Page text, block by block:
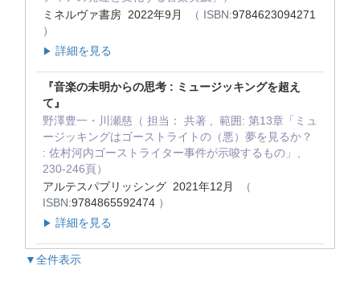
ミネルヴァ書房 2022年9月
（ ISBN:9784623094271
）
▶ 詳細を見る
『音楽の未明からの思考 : ミュージッキングを超え
て』
野澤豊一・川瀬慈（ 担当： 共著 , 範囲: 第13章「ミュ
ージッキングはゴーストライトの（悪）夢を見るか？
: 佐村河内ゴーストライター事件が示唆するもの」、
230-246頁）
アルテスパブリッシング 2021年12月
（
ISBN:9784865592474 ）
▶ 詳細を見る
▼全件表示